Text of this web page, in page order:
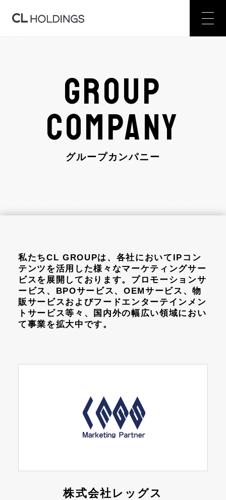
GROUP
COMPANY
グループカンパニー
私たちCL GROUPは、各社においてIPコン
テンツを活用した様々なマーケティングサー
ビスを展開しております。プロモーションサ
ービス、BPOサービス、OEMサービス、物
販サービスおよびフードエンターテインメン
トサービス等々、国内外の幅広い領域におい
て事業を拡大中です。
株式会社レッグス